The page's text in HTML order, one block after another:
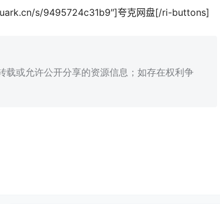
s/9495724c31b9″]夸克网盘[/ri-buttons]
载或允许公开分享的资源信息；如存在权利争